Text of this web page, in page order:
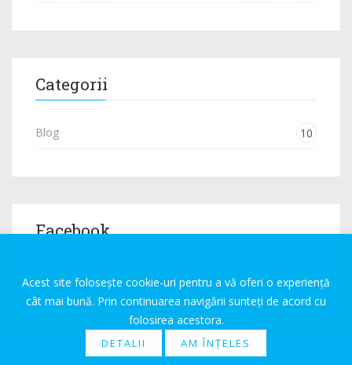
Categorii
Blog 10
Facebook
Copyright © 2026. Powered byExpert-Online
Acest site folosește cookie-uri pentru a vă oferi o experiență
cât mai bună. Prin continuarea navigării sunteți de acord cu
folosirea acestora.
DETALII AM ÎNȚELES